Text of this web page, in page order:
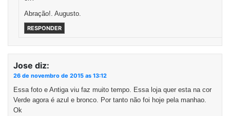
Abração!. Augusto.
RESPONDER
Jose diz:
26 de novembro de 2015 as 13:12
Essa foto e Antiga viu faz muito tempo. Essa loja quer esta na cor
Verde agora é azul e bronco. Por tanto não foi hoje pela manhao.
Ok